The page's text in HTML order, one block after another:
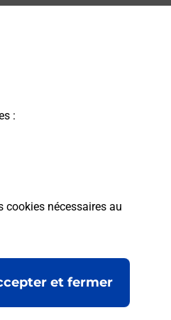
:
cookies nécessaires au
et fermer